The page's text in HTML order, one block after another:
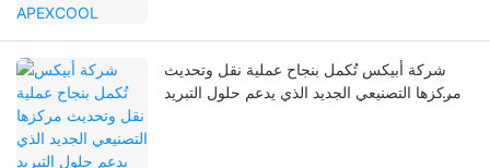
شركة أبيكس تُكمل بنجاح عملية نقل وتحديث
مركزها التصنيعي الجديد الذي يدعم حلول التبريد